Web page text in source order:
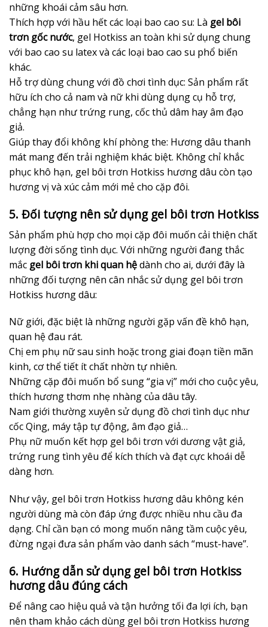
những khoái cảm sâu hơn.
Thích hợp với hầu hết các loại bao cao su: Là gel bôi
trơn gốc nước, gel Hotkiss an toàn khi sử dụng chung
với bao cao su latex và các loại bao cao su phổ biến
khác.
Hỗ trợ dùng chung với đồ chơi tình dục: Sản phẩm rất
hữu ích cho cả nam và nữ khi dùng dụng cụ hỗ trợ,
chẳng hạn như trứng rung, cốc thủ dâm hay âm đạo
giả.
Giúp thay đổi không khí phòng the: Hương dâu thanh
mát mang đến trải nghiệm khác biệt. Không chỉ khắc
phục khô hạn, gel bôi trơn Hotkiss hương dâu còn tạo
hương vị và xúc cảm mới mẻ cho cặp đôi.
5. Đối tượng nên sử dụng gel bôi trơn Hotkiss
Sản phẩm phù hợp cho mọi cặp đôi muốn cải thiện chất
lượng đời sống tình dục. Với những người đang thắc
mắc gel bôi trơn khi quan hệdành cho ai, dưới đây là
những đối tượng nên cân nhắc sử dụng gel bôi trơn
Hotkiss hương dâu:
Nữ giới, đặc biệt là những người gặp vấn đề khô hạn,
quan hệ đau rát.
Chị em phụ nữ sau sinh hoặc trong giai đoạn tiền mãn
kinh, cơ thể tiết ít chất nhờn tự nhiên.
Những cặp đôi muốn bổ sung “gia vị” mới cho cuộc yêu,
thích hương thơm nhẹ nhàng của dâu tây.
Nam giới thường xuyên sử dụng đồ chơi tình dục như
cốc Qing, máy tập tự động, âm đạo giả…
Phụ nữ muốn kết hợp gel bôi trơn với dương vật giả,
trứng rung tình yêu để kích thích và đạt cực khoái dễ
dàng hơn.
Như vậy, gel bôi trơn Hotkiss hương dâu không kén
người dùng mà còn đáp ứng được nhiều nhu cầu đa
dạng. Chỉ cần bạn có mong muốn nâng tầm cuộc yêu,
đừng ngại đưa sản phẩm vào danh sách “must-have”.
6. Hướng dẫn sử dụng gel bôi trơn Hotkiss
hương dâu đúng cách
Để nâng cao hiệu quả và tận hưởng tối đa lợi ích, bạn
nên tham khảo cách dùng gel bôi trơn Hotkiss hương